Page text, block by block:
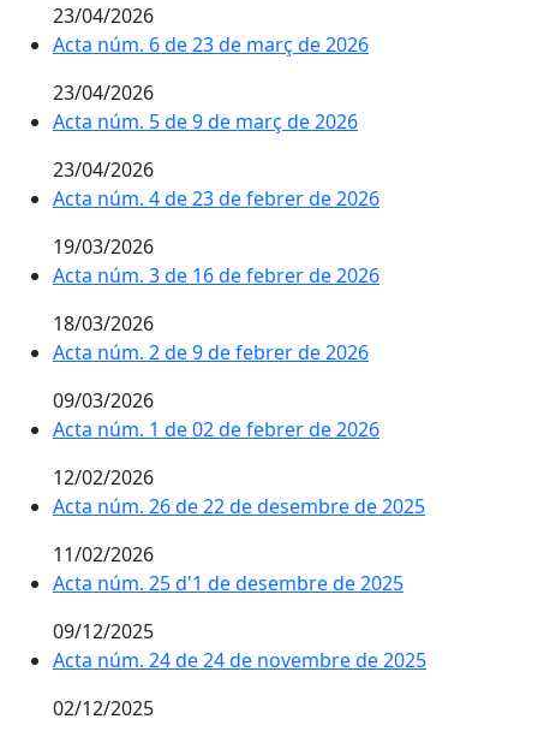
23/04/2026
Acta núm. 6 de 23 de març de 2026
23/04/2026
Acta núm. 5 de 9 de març de 2026
23/04/2026
Acta núm. 4 de 23 de febrer de 2026
19/03/2026
Acta núm. 3 de 16 de febrer de 2026
18/03/2026
Acta núm. 2 de 9 de febrer de 2026
09/03/2026
Acta núm. 1 de 02 de febrer de 2026
12/02/2026
Acta núm. 26 de 22 de desembre de 2025
11/02/2026
Acta núm. 25 d'1 de desembre de 2025
09/12/2025
Acta núm. 24 de 24 de novembre de 2025
02/12/2025